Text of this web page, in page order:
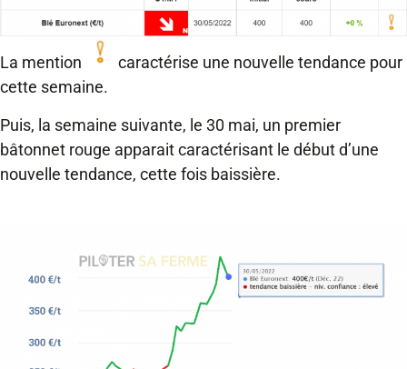
La mention
caractérise une nouvelle tendance pour
cette semaine.
Puis, la semaine suivante, le 30 mai, un premier
bâtonnet rouge apparait caractérisant le début d’une
nouvelle tendance, cette fois baissière.